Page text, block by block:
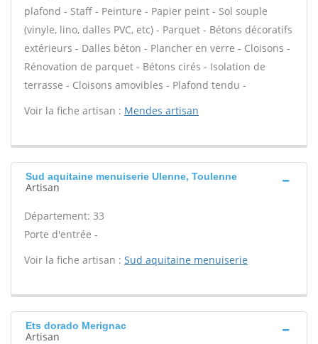
plafond - Staff - Peinture - Papier peint - Sol souple
(vinyle, lino, dalles PVC, etc) - Parquet - Bétons décoratifs
extérieurs - Dalles béton - Plancher en verre - Cloisons -
Rénovation de parquet - Bétons cirés - Isolation de
terrasse - Cloisons amovibles - Plafond tendu -
Voir la fiche artisan : Mendes artisan
Sud aquitaine menuiserie Ulenne, Toulenne
Artisan
Département: 33
Porte d'entrée -
Voir la fiche artisan : Sud aquitaine menuiserie
Ets dorado Merignac
Artisan